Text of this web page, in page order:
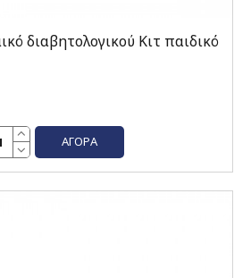
διαβητολογικού Κιτ παιδικό
ΑΓΟΡΆ